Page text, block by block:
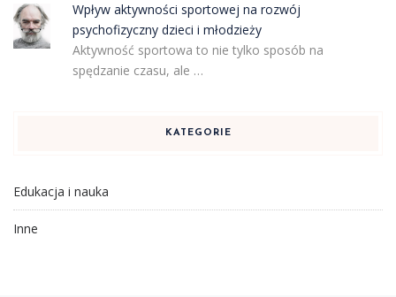
Wpływ aktywności sportowej na rozwój
psychofizyczny dzieci i młodzieży
Aktywność sportowa to nie tylko sposób na
spędzanie czasu, ale …
KATEGORIE
Edukacja i nauka
Inne